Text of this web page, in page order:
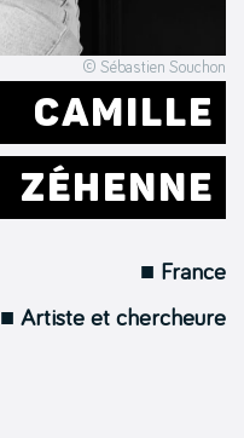
© Sébastien Souchon
CAMILLE
ZÉHENNE
■ France
■ Artiste et chercheure